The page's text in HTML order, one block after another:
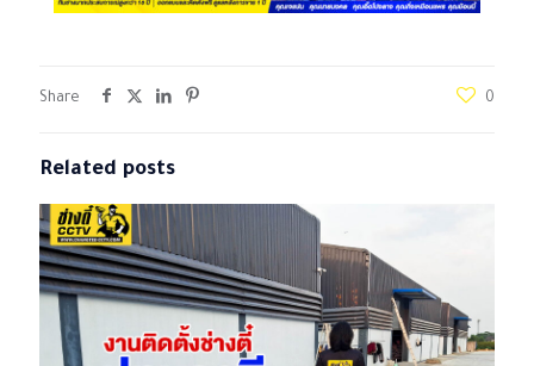
Share 0
Related posts